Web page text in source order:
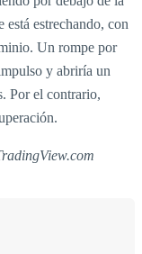
estrechando, con
Un rompe por
y abriría un
Por el contrario,